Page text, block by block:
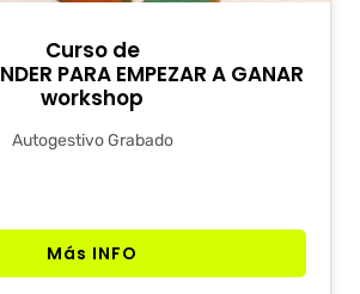
Curso de
PARA EMPEZAR A GANAR
workshop
Autogestivo Grabado
Más INFO